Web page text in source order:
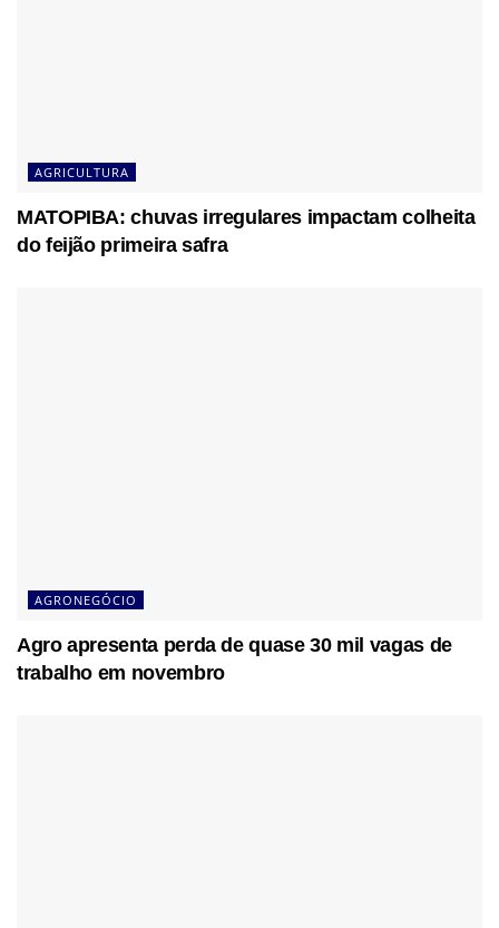
AGRICULTURA
MATOPIBA: chuvas irregulares impactam colheita
do feijão primeira safra
AGRONEGÓCIO
Agro apresenta perda de quase 30 mil vagas de
trabalho em novembro